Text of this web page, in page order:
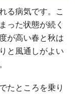
る病気です。こ
った状態が続く
が高い春と秋は
と風通しがよい
たところを乗り